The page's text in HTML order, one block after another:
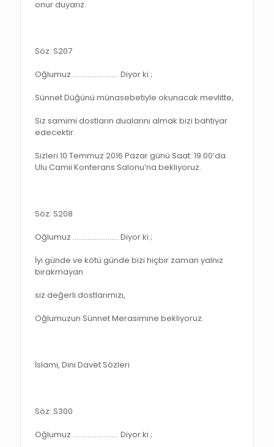
onur duyarız.
Söz: S207
Oğlumuz ……………………. Diyor ki ;
Sünnet Düğünü münasebetiyle okunacak mevlitte,
Siz samimi dostların dualarını almak bizi bahtiyar
edecektir.
Sizleri 10 Temmuz 2016 Pazar günü Saat: 19.00’da
Ulu Camii Konferans Salonu’na bekliyoruz.
Söz: S208
Oğlumuz ……………………. Diyor ki ;
İyi günde ve kötü günde bizi hiçbir zaman yalnız
bırakmayan
siz değerli dostlarımızı,
Oğlumuzun Sünnet Merasimine bekliyoruz.
İslami, Dini Davet Sözleri
Söz: S300
Oğlumuz ……………………. Diyor ki ;